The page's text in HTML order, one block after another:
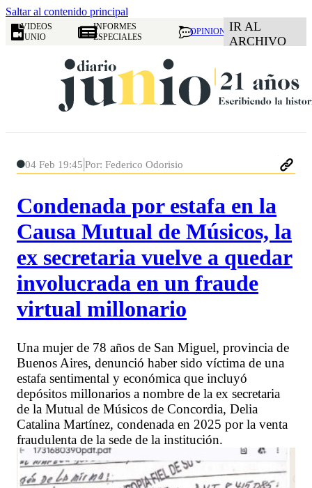
Saltar al contenido principal
VIDEOS
JUNIO
INFORMES
ESPECIALES
OPINION IR AL
ARCHIVO
04 Feb 19:45 Por: Federico Odorisio
Condenada por estafa en la
Causa Mutual de Músicos, la
ex secretaria vuelve a quedar
involucrada en un fraude
virtual millonario
Una mujer de 78 años de San Miguel, provincia de
Buenos Aires, denunció haber sido víctima de una
estafa sentimental y económica que incluyó
depósitos millonarios a nombre de la ex secretaria
de la Mutual de Músicos de Concordia, Delia
Catalina Martínez, condenada en 2025 por la venta
fraudulenta de la sede de la institución.